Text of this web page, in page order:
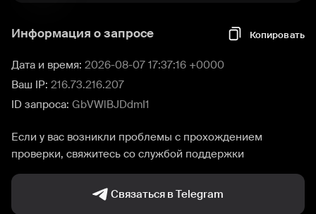
Информация о запросе Копировать
Дата и время: 2026-08-07 17:37:16 +0000
Ваш IP: 216.73.216.207
ID запроса: GbVWlBJDdmI1
Если у вас возникли проблемы с прохождением
проверки, свяжитесь со службой поддержки
Связаться в Telegram